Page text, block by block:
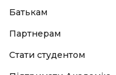
Батькам
Партнерам
Стати студентом